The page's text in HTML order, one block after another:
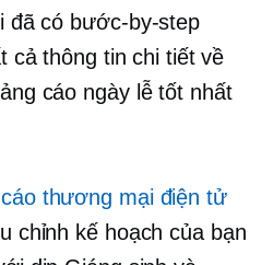
đã có bước-by-step
cả thông tin chi tiết về
cáo ngày lễ tốt nhất
thương mại điện tử
chỉnh kế hoạch của bạn